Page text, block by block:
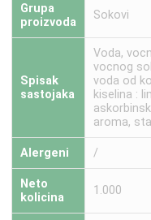
Grupa
proizvoda
Sokovi
Spisak
sastojaka
Voda,
vocnog
voda od
kiselina :
aroma,
Alergeni /
Neto
kolicina
1.000